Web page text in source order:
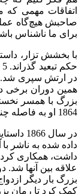
اتفاقات مهمی که
صاحبش هیچ‌گاه
برای ما ناشناس
همین دوران برخی
بزرگ با همسر
1864 او به فاصله چند ماه برادر بزرگتر و همسرش را از دست داد.
در سال
داده شده به ناشر با
داشت، همکاری
علاقه بین آنها
بزرگ بار دیگر
کمک کرد تا رمان